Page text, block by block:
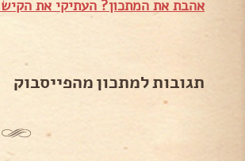
אהבת את המתכון? העתיקי את
תגובות למתכון מהפייסבוק